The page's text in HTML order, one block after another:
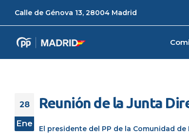
Calle de Génova 13, 28004 Madrid
28
Ene
Reunión de la Junta
El presidente del PP de la Comunidad de